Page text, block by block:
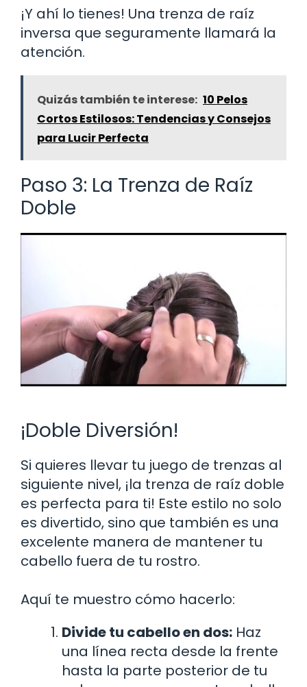
¡Y ahí lo tienes! Una trenza de raíz
inversa que seguramente llamará la
atención.
Quizás también te interese: 10 Pelos
Cortos Estilosos: Tendencias y Consejos
para Lucir Perfecta
Paso 3: La Trenza de Raíz
Doble
¡Doble Diversión!
Si quieres llevar tu juego de trenzas al
siguiente nivel, ¡la trenza de raíz doble
es perfecta para ti! Este estilo no solo
es divertido, sino que también es una
excelente manera de mantener tu
cabello fuera de tu rostro.
Aquí te muestro cómo hacerlo:
Divide tu cabello en dos: Haz
una línea recta desde la frente
hasta la parte posterior de tu